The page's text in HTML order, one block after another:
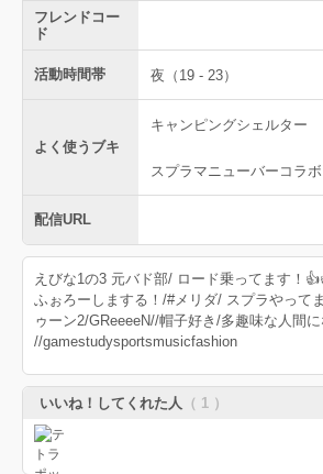
フレンドコー
ド
活動時間帯 夜（19 - 23）
よく使うブキ
キャンピングシェルター
スプラマニューバーコラボ
配信URL
えびな1の3 元バド部/ ロード乗ってます！
ふぉろーしまする！/#メリダ/ スプラやって
ゥーン2/GReeeeN//帽子好き/多趣味な人間
//gamestudysportsmusicfashion
いいね！してくれた人 （ 1 ）